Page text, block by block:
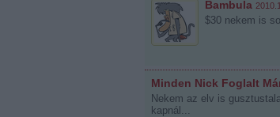
Bambula
$30 nekem is
Minden Nick Foglalt
Nekem az elv is
kapnál...